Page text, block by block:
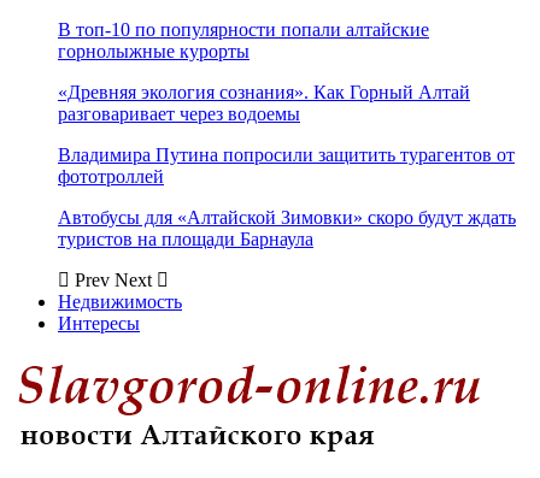
В топ-10 по популярности попали алтайские
горнолыжные курорты
«Древняя экология сознания». Как Горный Алтай
разговаривает через водоемы
Владимира Путина попросили защитить турагентов от
фототроллей
Автобусы для «Алтайской Зимовки» скоро будут ждать
туристов на площади Барнаула
Prev Next
Недвижимость
Интересы